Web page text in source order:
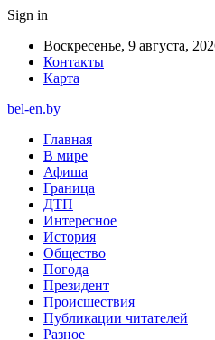
Sign in
Воскресенье, 9 августа,
Контакты
Карта
bel-en.by
Главная
В мире
Афиша
Граница
ДТП
Интересное
История
Общество
Погода
Президент
Происшествия
Публикации читателей
Разное